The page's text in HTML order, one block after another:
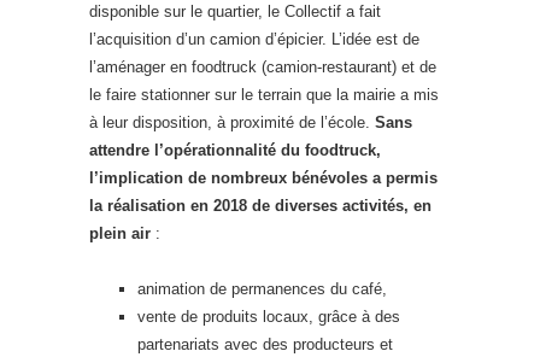
disponible sur le quartier, le Collectif a fait
l’acquisition d’un camion d’épicier. L’idée est de
l’aménager en foodtruck (camion-restaurant) et de
le faire stationner sur le terrain que la mairie a mis
à leur disposition, à proximité de l’école. Sans
attendre l’opérationnalité du foodtruck,
l’implication de nombreux bénévoles a permis
la réalisation en 2018 de diverses activités, en
plein air :
animation de permanences du café,
vente de produits locaux, grâce à des
partenariats avec des producteurs et